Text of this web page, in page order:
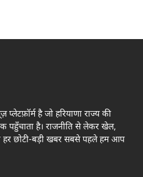
प्लेटफ़ॉर्म है जो हरियाणा राज्य की
पहुँचाता है। राजनीति से लेकर खेल,
हर छोटी-बड़ी खबर सबसे पहले हम आप